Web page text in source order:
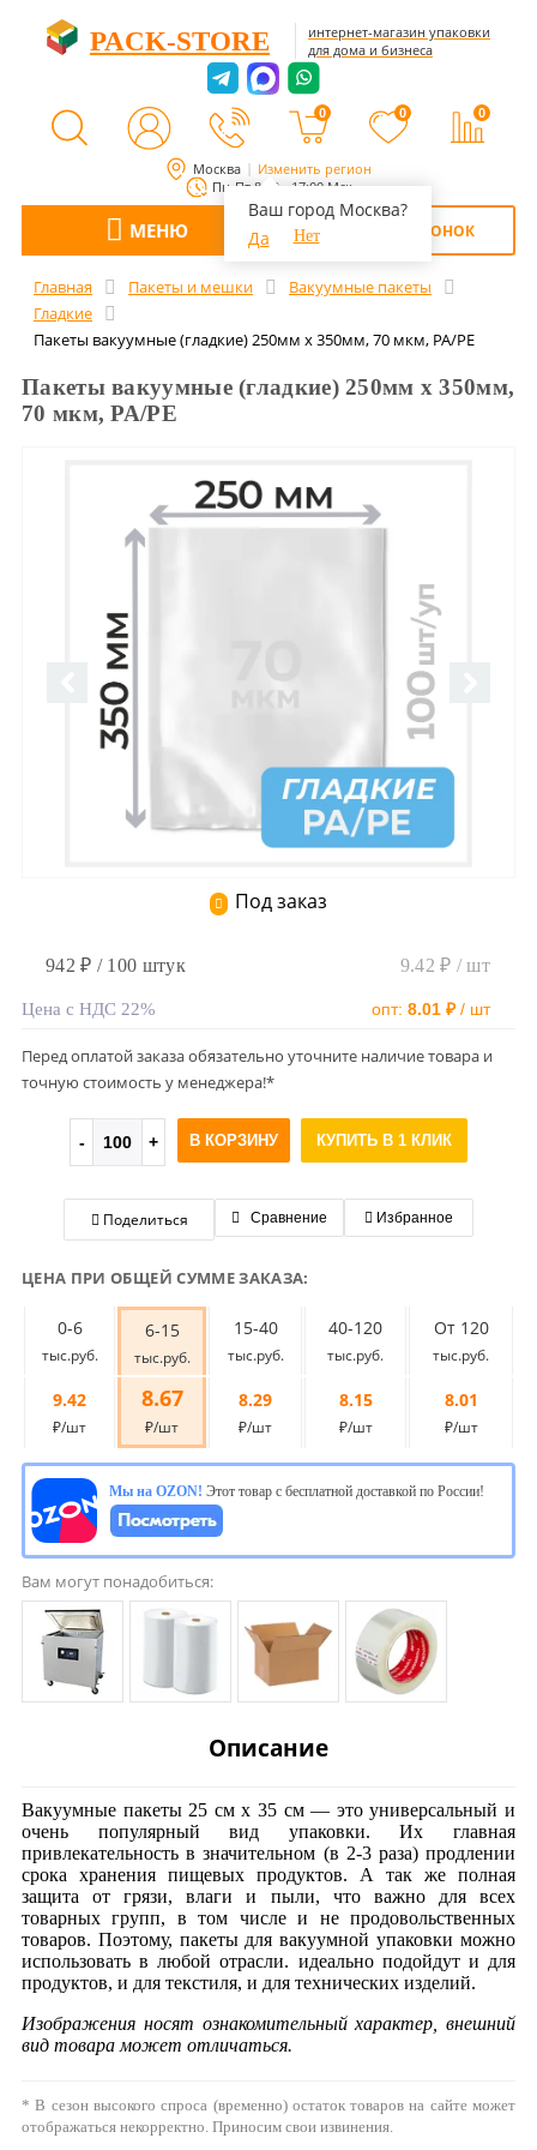
Москва Изменить регион
Ваш город Москва?
Да
Нет
Пн-Пт 8:00 - 17:00 Мск
PACK-STORE
интернет-магазин упаковки
для дома и бизнеса
0 0 0
МЕНЮ ОБРАТНЫЙ ЗВОНОК
Главная Пакеты и мешки
Вакуумные пакеты
Гладкие
Пакеты вакуумные (гладкие) 250мм х 350мм, 70 мкм, РА/РЕ
Пакеты вакуумные (гладкие) 250мм х 350мм,
70 мкм, РА/РЕ
Под заказ
942 ₽ / 100 штук 9.42 ₽ / шт
Цена с НДС 22% опт: 8.01 ₽/ шт
Перед оплатой заказа обязательно уточните наличие товара и
точную стоимость у менеджера!*
В КОРЗИНУ КУПИТЬ В 1 КЛИК
Поделиться Сравнение Избранное
ЦЕНА ПРИ ОБЩЕЙ СУММЕ ЗАКАЗА:
0-6
тыс.руб.
6-15
тыс.руб.
15-40
тыс.руб.
40-120
тыс.руб.
От 120
тыс.руб.
9.42
₽/шт
8.67
₽/шт
8.29
₽/шт
8.15
₽/шт
8.01
₽/шт
Мы на OZON! Этот товар с бесплатной доставкой по России!
Вам могут понадобиться:
Описание
Вакуумные пакеты 25 см х 35 см — это универсальный и
очень популярный вид упаковки. Их главная
привлекательность в значительном (в 2-3 раза) продлении
срока хранения пищевых продуктов. А так же полная
защита от грязи, влаги и пыли, что важно для всех
товарных групп, в том числе и не продовольственных
товаров. Поэтому, пакеты для вакуумной упаковки можно
использовать в любой отрасли. идеально подойдут и для
продуктов, и для текстиля, и для технических изделий.
Изображения носят ознакомительный характер, внешний
вид товара может отличаться.
* В сезон высокого спроса (временно) остаток товаров на сайте может
отображаться некорректно. Приносим свои извинения.